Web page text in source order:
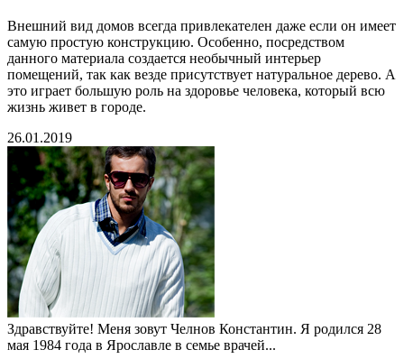
Внешний вид домов всегда привлекателен даже если он имеет
самую простую конструкцию. Особенно, посредством
данного материала создается необычный интерьер
помещений, так как везде присутствует натуральное дерево. А
это играет большую роль на здоровье человека, который всю
жизнь живет в городе.
26.01.2019
Здравствуйте! Меня зовут Челнов Константин. Я родился 28
мая 1984 года в Ярославле в семье врачей...